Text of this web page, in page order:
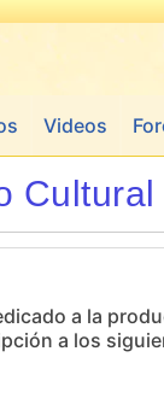
Videos
a la
a los